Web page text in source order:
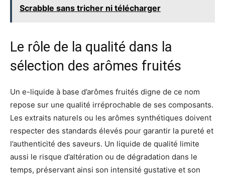
Scrabble sans tricher ni télécharger
Le rôle de la qualité dans la
sélection des arômes fruités
Un e-liquide à base d’arômes fruités digne de ce nom
repose sur une qualité irréprochable de ses composants.
Les extraits naturels ou les arômes synthétiques doivent
respecter des standards élevés pour garantir la pureté et
l’authenticité des saveurs. Un liquide de qualité limite
aussi le risque d’altération ou de dégradation dans le
temps, préservant ainsi son intensité gustative et son